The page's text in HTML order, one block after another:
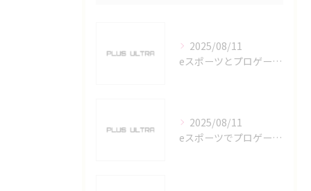
2025/08/11
eスポーツとプロゲーマーを六番町駅で目指すための実践ガイド
2025/08/11
eスポーツでプロゲーマーを目指す愛知県名古屋市の最新キャリアガイド